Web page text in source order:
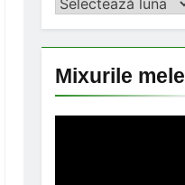
Mixurile mele